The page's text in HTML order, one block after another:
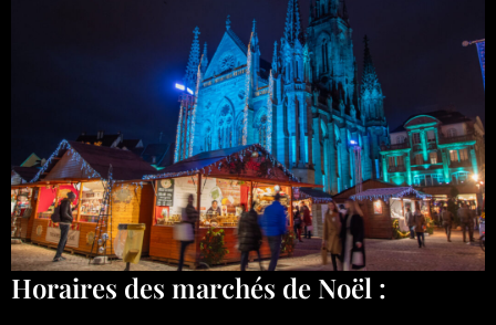
Horaires des marchés de Noël :